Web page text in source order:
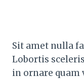
Sit amet nulla
Lobortis
in ornare quam